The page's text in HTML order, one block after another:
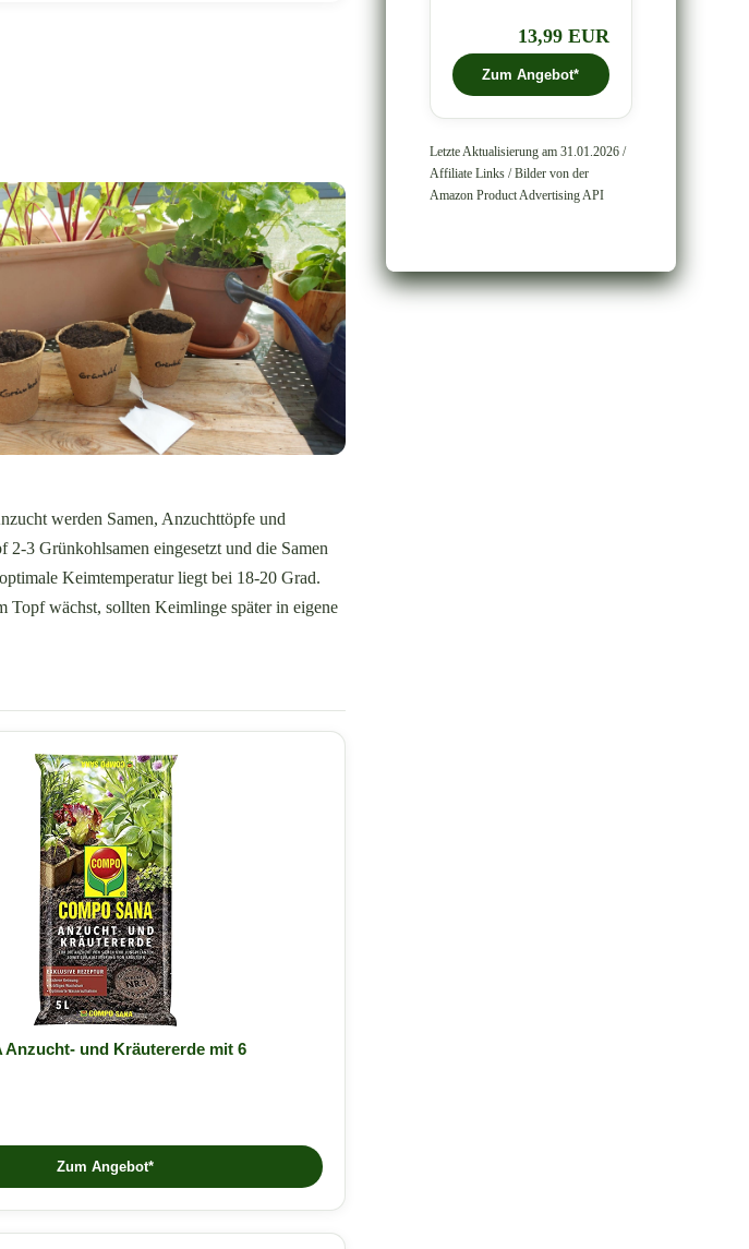
werden Samen, Anzuchttöpfe und
3 Grünkohlsamen eingesetzt und die Samen
Keimtemperatur liegt bei 18-20 Grad.
Topf wächst, sollten Keimlinge später in eigene
Anzucht- und Kräutererde mit 6
Zum Angebot*
13,99 EUR
Zum Angebot*
Letzte Aktualisierung am 31.01.2026 /
Affiliate Links / Bilder von der
Amazon Product Advertising API